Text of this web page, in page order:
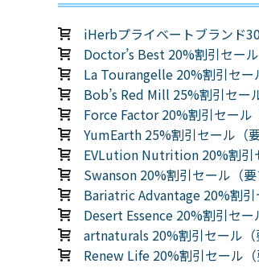
iHerbプライベートブランド
Doctor’s Best 20%割引セー
La Tourangelle 20%割引セー
Bob’s Red Mill 25%割引セー
Force Factor 20%割引セール
YumEarth 25%割引セール（
EVLution Nutrition 20%割引
Swanson 20%割引セール（要
Bariatric Advantage 20%割引
Desert Essence 20%割引セー
artnaturals 20%割引セール（
Renew Life 20%割引セール（